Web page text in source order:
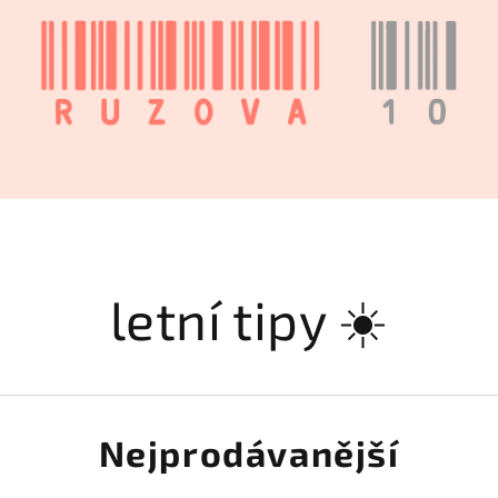
letní tipy ☀️
Nejprodávanější